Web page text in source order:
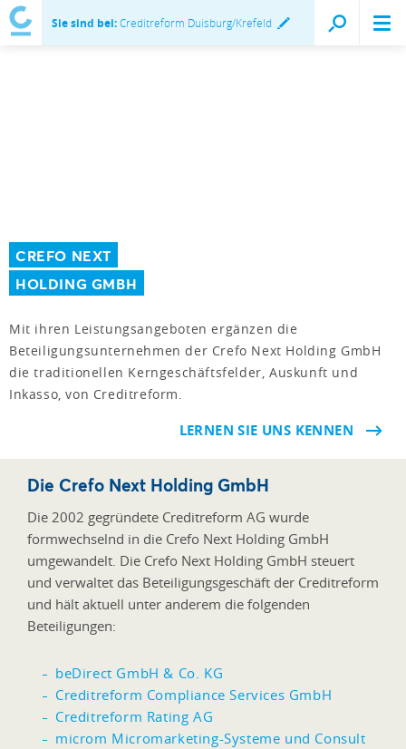
Sie sind bei:Creditreform Duisburg/Krefeld
CREFO NEXT
HOLDING GMBH
Mit ihren Leistungsangeboten ergänzen die
Beteiligungsunternehmen der Crefo Next Holding GmbH
die traditionellen Kerngeschäftsfelder, Auskunft und
Inkasso, von Creditreform.
LERNEN SIE UNS KENNEN
Die Crefo Next Holding GmbH
Die 2002 gegründete Creditreform AG wurde
formwechselnd in die Crefo Next Holding GmbH
umgewandelt. Die Crefo Next Holding GmbH steuert
und verwaltet das Beteiligungsgeschäft der Creditreform
und hält aktuell unter anderem die folgenden
Beteiligungen:
beDirect GmbH & Co. KG
Creditreform Compliance Services GmbH
Creditreform Rating AG
microm Micromarketing-Systeme und Consult